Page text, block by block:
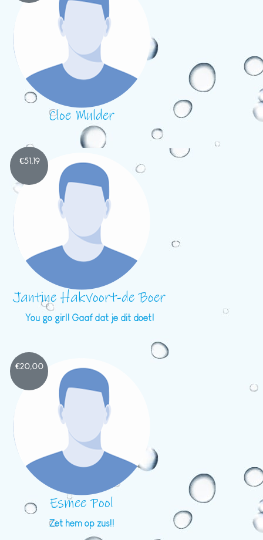
Cloe Mulder
€51,19
Jantine Hakvoort-de Boer
You go girl! Gaaf dat je dit doet!
€20,00
Esmee Pool
Zet hem op zus!!